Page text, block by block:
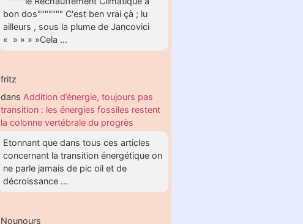
bon dos""""""" C'est ben vrai çà ; lu
ailleurs , sous la plume de Jancovici
« » » » »Cela ...
fritz
dans Addition d’énergie, toujours pas
transition : les énergies fossiles restent
la colonne vertébrale du progrès
Etonnant que dans tous ces articles
concernant la transition énergétique on
ne parle jamais de pic oil et de
décroissance ...
Nounours